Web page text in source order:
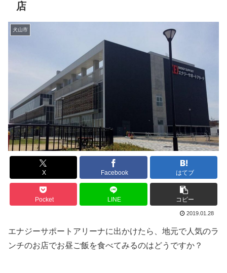
店
犬山市
X Facebook はてブ
Pocket LINE コピー
2019.01.28
エナジーサポートアリーナに出かけたら、地元で人気のラ
ンチのお店でお昼ご飯を食べてみるのはどうですか？